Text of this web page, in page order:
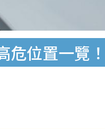
危位置一覽